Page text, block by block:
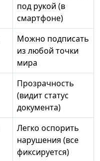
под рукой (в
смартфоне)
Можно подписать
из любой точки
мира
Прозрачность
(видит статус
документа)
Легко оспорить
нарушения (все
фиксируется)